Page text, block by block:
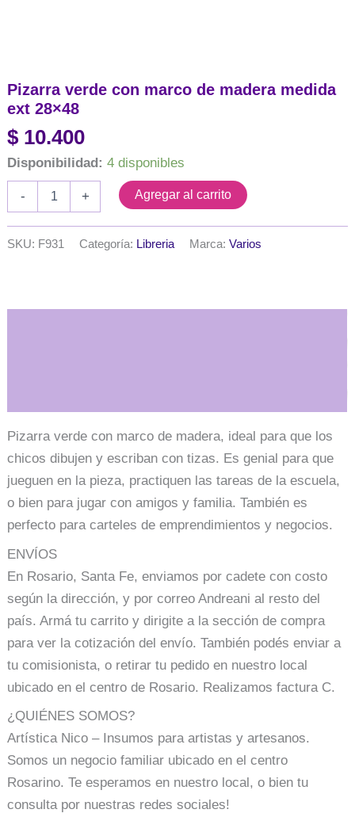
Pizarra verde con marco de madera medida
ext 28×48
$ 10.400
Disponibilidad: 4 disponibles
-
de
+ Agregar al carrito
SKU: F931 Categoría: Libreria Marca:Varios
Pizarra verde con marco de madera, ideal para que los
chicos dibujen y escriban con tizas. Es genial para que
jueguen en la pieza, practiquen las tareas de la escuela,
o bien para jugar con amigos y familia. También es
perfecto para carteles de emprendimientos y negocios.
ENVÍOS
En Rosario, Santa Fe, enviamos por cadete con costo
según la dirección, y por correo Andreani al resto del
país. Armá tu carrito y dirigite a la sección de compra
para ver la cotización del envío. También podés enviar a
tu comisionista, o retirar tu pedido en nuestro local
ubicado en el centro de Rosario. Realizamos factura C.
¿QUIÉNES SOMOS?
Artística Nico – Insumos para artistas y artesanos.
Somos un negocio familiar ubicado en el centro
Rosarino. Te esperamos en nuestro local, o bien tu
consulta por nuestras redes sociales!